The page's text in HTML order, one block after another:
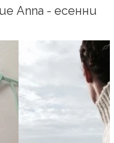
Anna - есенни